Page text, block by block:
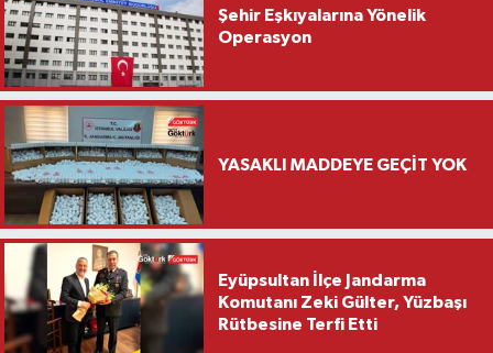
Şehir Eşkıyalarına Yönelik
Operasyon
YASAKLI MADDEYE GEÇİT YOK
Eyüpsultan İlçe Jandarma
Komutanı Zeki Gülter, Yüzbaşı
Rütbesine Terfi Etti